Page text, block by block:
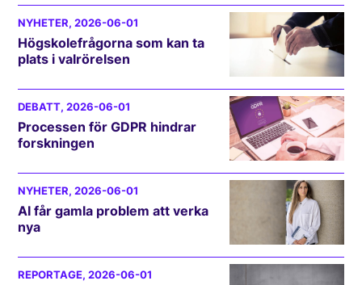
NYHETER, 2026-06-01
Högskolefrågorna som kan ta
plats i valrörelsen
DEBATT, 2026-06-01
Processen för GDPR hindrar
forskningen
NYHETER, 2026-06-01
AI får gamla problem att verka
nya
REPORTAGE, 2026-06-01